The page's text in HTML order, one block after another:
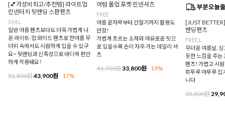
[💕가성비최고/추천템] 라이트업
린넨터치 뒷밴딩 스판팬츠
S,M,L
일반 여름 팬츠보다도 더욱 가볍게 나
온 라이트-업 와이드 팬츠로 한여름 무
더위 속에서도 시원하게 입을 수 있구
요~ 뒷밴딩과 신축성으로 바디에 편안
하게 착용돼요!
52,800원43,900원 17%
어텀 롤업 포켓 린넨셔츠
FREE
여름 끝자락부터 간절기까지 활용도
만점!
가볍게 흐르는 소재와 여유로운 핏으
로 입을수록 손이 자주 가는 데일리 셔
츠
41,700원33,800원 19%
[JUST
밴딩팬츠
FREE,L
무더운 여름날,
듯한 느낌을 주는
팬츠! 가볍고 시
휘뚜루 마뚜루 입
니다
38,800원